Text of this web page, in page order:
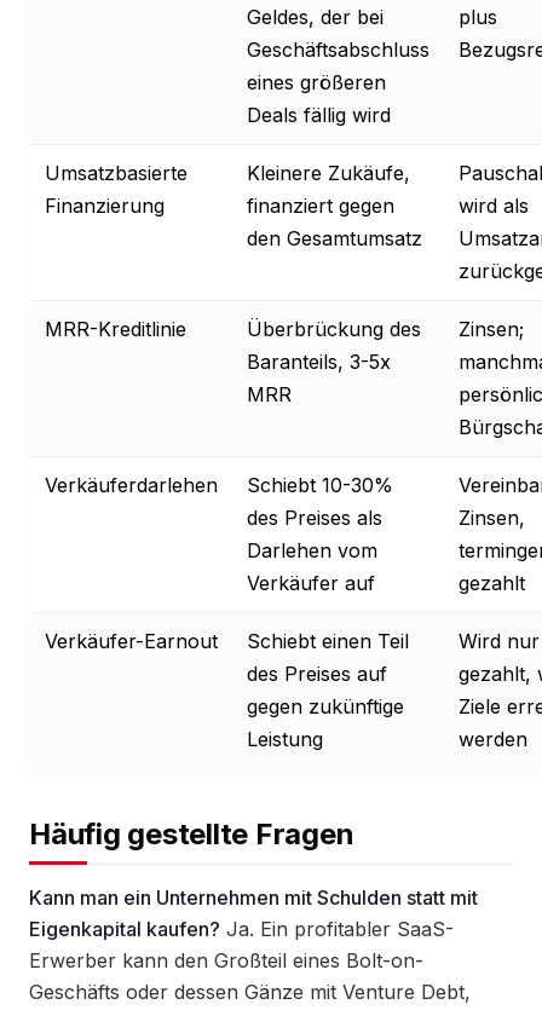
Geldes, der bei
Geschäftsabschluss
eines größeren
Deals fällig wird
plus
Umsatzbasierte
Finanzierung
Kleinere Zukäufe,
finanziert gegen
den Gesamtumsatz
wird als
MRR-Kreditlinie
Überbrückung des
Baranteils, 3-5x
MRR
Zinsen;
Verkäuferdarlehen
Schiebt 10-30%
des Preises als
Darlehen vom
Verkäufer auf
Zinsen,
gezahlt
Verkäufer-Earnout
Schiebt einen Teil
des Preises auf
gegen zukünftige
Leistung
Wird nur
gezahlt,
Ziele
werden
Häufig gestellte Fragen
Kann man ein Unternehmen mit Schulden statt mit
Eigenkapital kaufen? Ja. Ein profitabler SaaS-
Erwerber kann den Großteil eines Bolt-on-
Geschäfts oder dessen Gänze mit Venture Debt,